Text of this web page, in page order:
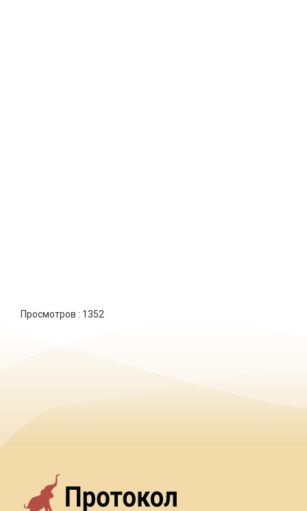
Просмотров : 1352